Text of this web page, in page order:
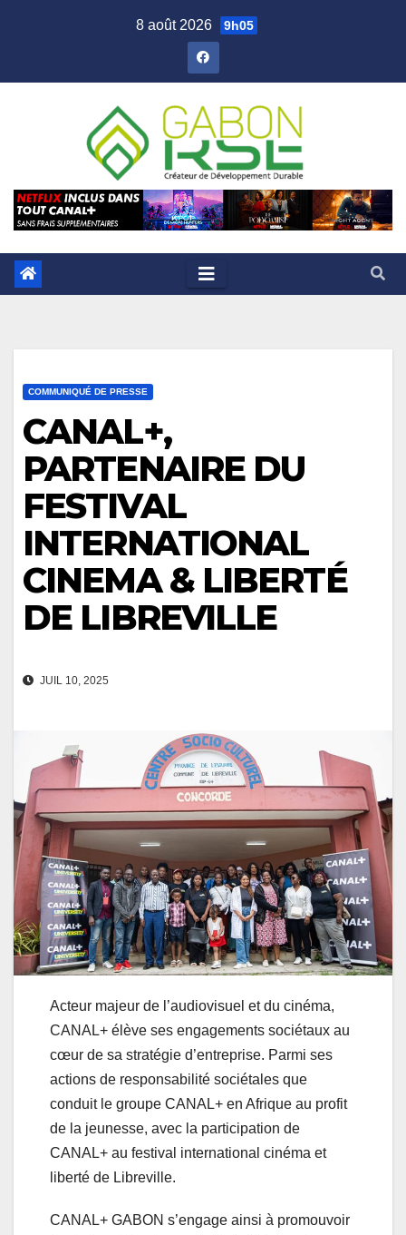
8 août 2026 9h05
COMMUNIQUÉ DE PRESSE
CANAL+,
PARTENAIRE DU
FESTIVAL
INTERNATIONAL
CINEMA & LIBERTÉ
DE LIBREVILLE
JUIL 10, 2025
Acteur majeur de l’audiovisuel et du cinéma,
CANAL+ élève ses engagements sociétaux au
cœur de sa stratégie d’entreprise. Parmi ses
actions de responsabilité sociétales que
conduit le groupe CANAL+ en Afrique au profit
de la jeunesse, avec la participation de
CANAL+ au festival international cinéma et
liberté de Libreville.
CANAL+ GABON s’engage ainsi à promouvoir